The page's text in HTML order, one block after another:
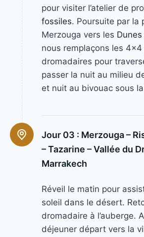
pour visiter l’atelier de
fossiles. Poursuite par la
Merzouga vers les Dunes
nous remplaçons les
dromadaires pour
passer la nuit au milieu
et nuit au bivouac sous
Jour 03 : Merzouga –
– Tazarine – Vallée du
Marrakech
Réveil le matin pour
soleil dans le désert.
dromadaire à l’auberge.
déjeuner départ vers la